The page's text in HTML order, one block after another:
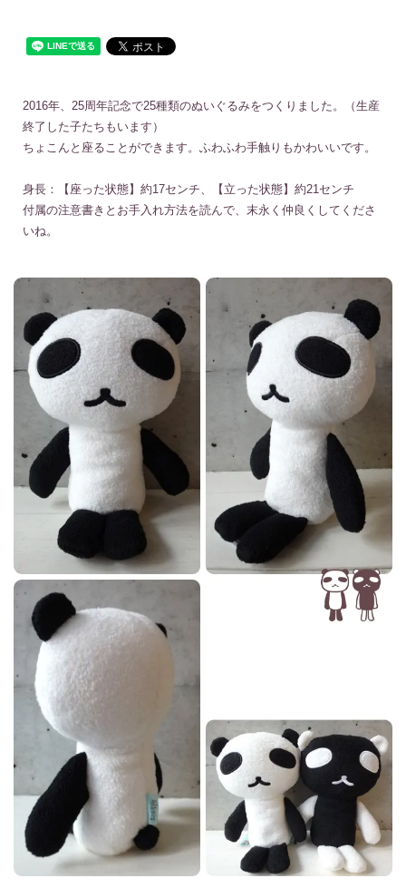
2016年、25周年記念で25種類のぬいぐるみをつくりました。（生産
終了した子たちもいます）
ちょこんと座ることができます。ふわふわ手触りもかわいいです。
身長：【座った状態】約17センチ、【立った状態】約21センチ
付属の注意書きとお手入れ方法を読んで、末永く仲良くしてくださ
いね。